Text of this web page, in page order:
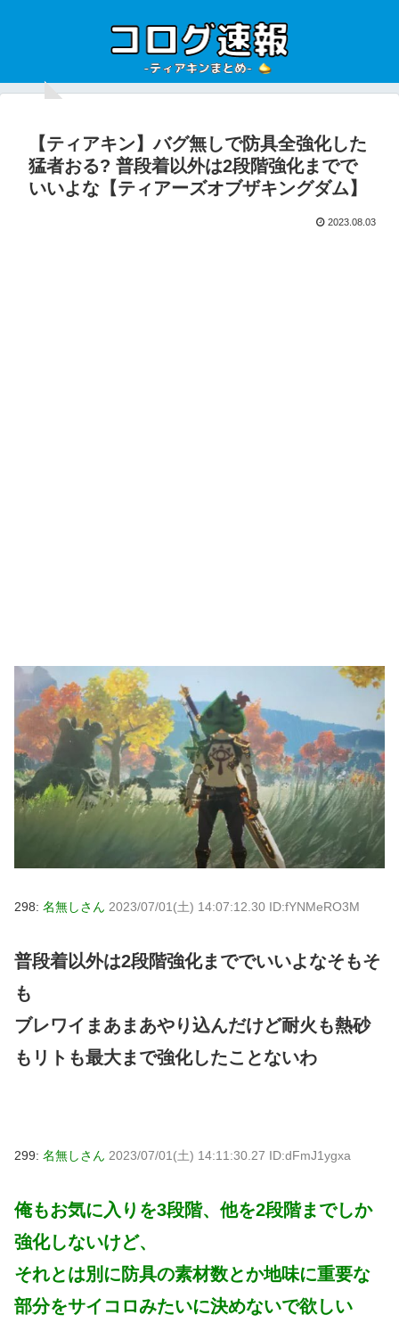
【ティアキン】バグ無しで防具全強化した
猛者おる? 普段着以外は2段階強化までで
いいよな【ティアーズオブザキングダム】
2023.08.03
298: 名無しさん 2023/07/01(土) 14:07:12.30 ID:fYNMeRO3M
普段着以外は2段階強化まででいいよなそもそ
も
ブレワイまあまあやり込んだけど耐火も熱砂
もリトも最大まで強化したことないわ
299: 名無しさん 2023/07/01(土) 14:11:30.27 ID:dFmJ1ygxa
俺もお気に入りを3段階、他を2段階までしか
強化しないけど、
それとは別に防具の素材数とか地味に重要な
部分をサイコロみたいに決めないで欲しい